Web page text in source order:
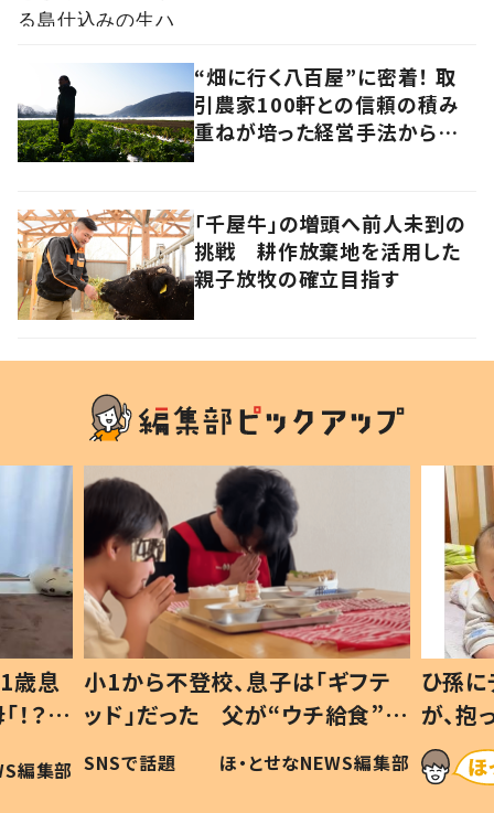
“畑に行く八百屋”に密着！ 取
引農家100軒との信頼の積み
重ねが培った経営手法から見
「千屋牛」の増頭へ前人未到の
挑戦 耕作放棄地を活用した
親子放牧の確立目指す
歳息
？」
編集部
小1から不登校、息子は「ギフテ
ッド」だった 父が“ウチ給食”を
作り続ける理由とは #令和の親
#令和の子
SNSで話題 ほ・とせなNEWS編集部
ひ孫
が、
「涙が
い」